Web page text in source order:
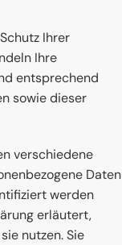
Ihrer
Ihre
entsprechend
sowie dieser
verschiedene
Daten
werden
erläutert,
nutzen. Sie